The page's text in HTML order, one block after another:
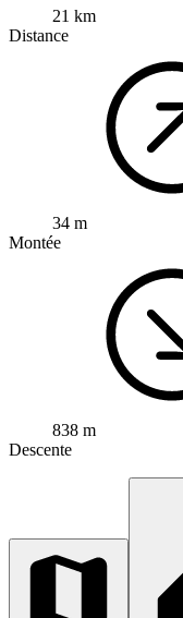
21 km
Distance
34 m
Montée
838 m
Descente